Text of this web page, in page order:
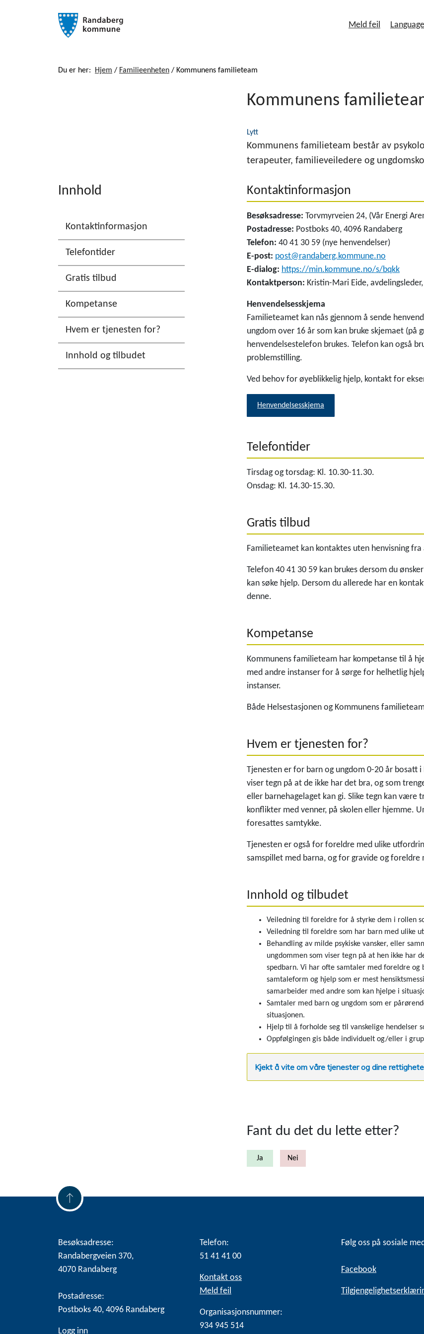
Meld feil Language
Du er her: Hjem / Familieenheten / Kommunens familieteam
Kommunens
Lytt
Kommunens familieteam består av
terapeuter, familieveiledere og
Innhold
Kontaktinformasjon
Telefontider
Gratis tilbud
Kompetanse
Hvem er tjenesten for?
Innhold og tilbudet
Kontaktinformasjon
Besøksadresse: Torvmyrveien 24, (Vår Energi
Postadresse: Postboks 40, 4096 Randaberg
Telefon: 40 41 30 59 (nye henvendelser)
E-post: post@randaberg.kommune.no
E-dialog: https://min.kommune.no/s/bqkk
Kontaktperson: Kristin-Mari Eide, avdelingsleder,
Henvendelsesskjema
Familieteamet kan nås gjennom å sende
ungdom over 16 år som kan bruke skjemaet (på
henvendelsestelefon brukes. Telefon kan også
problemstilling.
Ved behov for øyeblikkelig hjelp, kontakt for
Henvendelsesskjema
Telefontider
Tirsdag og torsdag: Kl. 10.30-11.30.
Onsdag: Kl. 14.30-15.30.
Gratis tilbud
Familieteamet kan kontaktes uten henvisning
Telefon 40 41 30 59 kan brukes dersom du
kan søke hjelp. Dersom du allerede har en
denne.
Kompetanse
Kommunens familieteam har kompetanse til å
med andre instanser for å sørge for helhetlig
instanser.
Både Helsestasjonen og Kommunens
Hvem er tjenesten for?
Tjenesten er for barn og ungdom 0-20 år bosatt
viser tegn på at de ikke har det bra, og som
eller barnehagelaget kan gi. Slike tegn kan være
konflikter med venner, på skolen eller hjemme.
foresattes samtykke.
Tjenesten er også for foreldre med ulike
samspillet med barna, og for gravide og foreldre
Innhold og tilbudet
Veiledning til foreldre for å styrke dem i rollen
Veiledning til foreldre som har barn med ulike
Behandling av milde psykiske vansker, eller
ungdommen som viser tegn på at hen ikke har
spedbarn. Vi har ofte samtaler med foreldre og
samtaleform og hjelp som er mest
samarbeider med andre som kan hjelpe i
Samtaler med barn og ungdom som er
situasjonen.
Hjelp til å forholde seg til vanskelige hendelser
Oppfølgingen gis både individuelt og/eller i
Kjekt å vite om våre tjenester og dine
Fant du det du lette etter?
Besøksadresse:
Randabergveien 370,
4070 Randaberg
Postadresse:
Postboks 40, 4096 Randaberg
Logg inn
Telefon:
51 41 41 00
Kontakt oss
Meld feil
Organisasjonsnummer:
934 945 514
Følg oss på sosiale
Facebook